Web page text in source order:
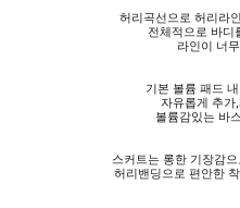
허리곡선으로 허리라
전체적으로 바디
라인이 너
기본 볼륨 패드
자유롭게 추가
볼륨감있는 바
스커트는 롱한 기장감
허리밴딩으로 편안한